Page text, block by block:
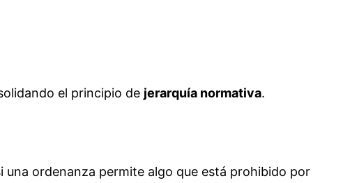
el principio de jerarquía normativa.
una ordenanza permite algo que está prohibido por